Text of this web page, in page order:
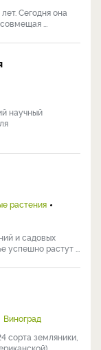
Сегодня она
...
научный
растения
и садовых
растут ...
Виноград
сорта земляники,
...